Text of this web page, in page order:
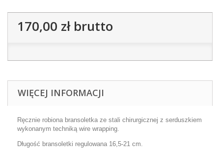
170,00 złbrutto
WIĘCEJ INFORMACJI
Ręcznie robiona bransoletka ze stali chirurgicznej z serduszkiem
wykonanym techniką wire wrapping.
Długość bransoletki regulowana 16,5-21 cm.